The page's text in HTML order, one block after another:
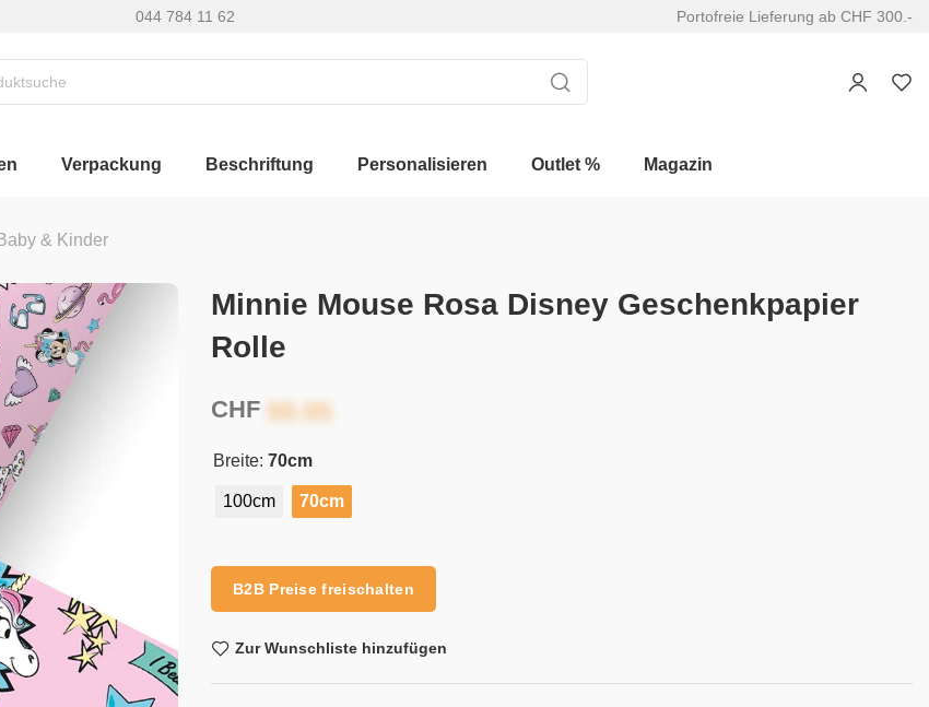
044 784 11 62 Portofreie Lieferung ab CHF 300.-
Verpackung Beschriftung Personalisieren Outlet % Magazin
Baby & Kinder
Minnie Mouse Rosa Disney Geschenkpapier
Rolle
CHF
Breite: 70cm
100cm 70cm
B2B Preise freischalten
Zur Wunschliste hinzufügen